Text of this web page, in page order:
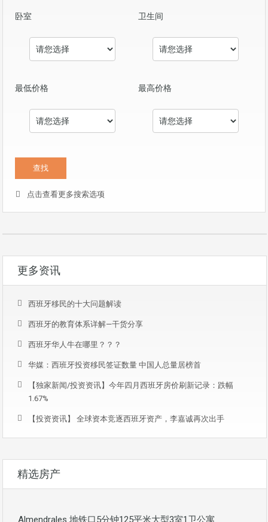
卧室 卫生间
最低价格 最高价格
点击查看更多搜索选项
更多资讯
西班牙移民的十大问题解读
西班牙的教育体系详解—干货分享
西班牙华人牛在哪里？？？
华媒：西班牙投资移民签证数量 中国人总量居榜首
【独家新闻/投资资讯】今年四月西班牙房价刷新记录：跌幅
1.67%
【投资资讯】 全球资本竞逐西班牙资产，李嘉诚再次出手
精选房产
Almendrales 地铁口5分钟125平米大型3室1卫公寓